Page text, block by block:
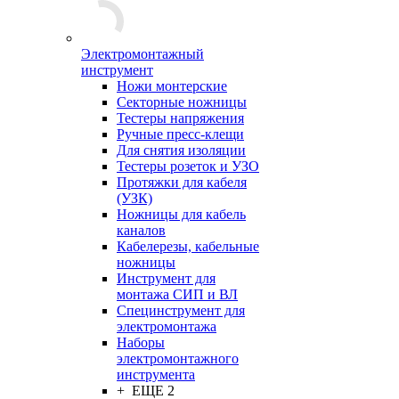
Электромонтажный
инструмент
Ножи монтерские
Секторные ножницы
Тестеры напряжения
Ручные пресс-клещи
Для снятия изоляции
Тестеры розеток и УЗО
Протяжки для кабеля
(УЗК)
Ножницы для кабель
каналов
Кабелерезы, кабельные
ножницы
Инструмент для
монтажа СИП и ВЛ
Специнструмент для
электромонтажа
Наборы
электромонтажного
инструмента
+ ЕЩЕ 2